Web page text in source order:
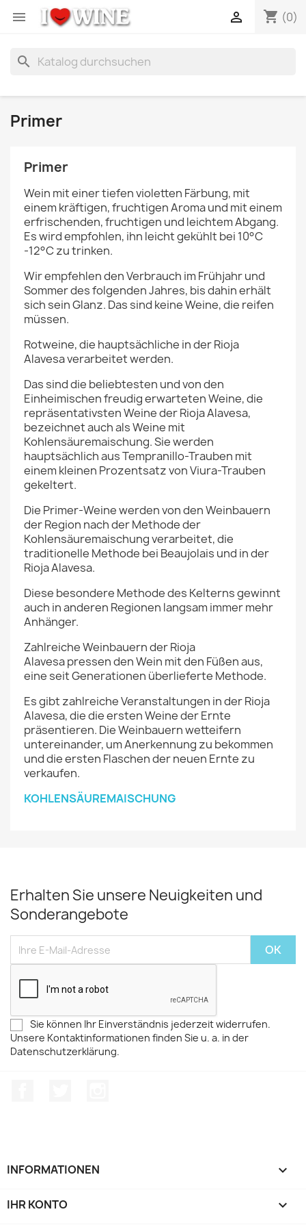
 shopping_cart (0)

search
Primer
Primer
Wein mit einer tiefen violetten Färbung, mit
einem kräftigen, fruchtigen Aroma und mit einem
erfrischenden, fruchtigen und leichtem Abgang.
Es wird empfohlen, ihn leicht gekühlt bei 10°C
-12°C zu trinken.
Wir empfehlen den Verbrauch im Frühjahr und
Sommer des folgenden Jahres, bis dahin erhält
sich sein Glanz. Das sind keine Weine, die reifen
müssen.
Rotweine, die hauptsächliche in der Rioja
Alavesaverarbeitet werden.
Das sind die beliebtesten und von den
Einheimischen freudig erwarteten Weine, die
repräsentativsten Weine der Rioja Alavesa,
bezeichnet auch als Weine mit
Kohlensäuremaischung. Sie werden
hauptsächlich aus Tempranillo-Trauben mit
einem kleinen Prozentsatz von Viura-Trauben
gekeltert.
Die Primer-Weine werden von den Weinbauern
der Region nach der Methode der
Kohlensäuremaischung verarbeitet, die
traditionelle Methode bei Beaujolais und in der
Rioja Alavesa.
Diese besondere Methode des Kelterns gewinnt
auch in anderen Regionen langsam immer mehr
Anhänger.
Zahlreiche Weinbauern der Rioja
Alavesapressen den Wein mit den Füßen aus,
eine seit Generationen überlieferte Methode.
Es gibt zahlreiche Veranstaltungen in der Rioja
Alavesa, die die ersten Weine der Ernte
präsentieren. Die Weinbauern wetteifern
untereinander, um Anerkennung zu bekommen
und die ersten Flaschen der neuen Ernte zu
verkaufen.
KOHLENSÄUREMAISCHUNG
Erhalten Sie unsere Neuigkeiten und
Sonderangebote
Sie können Ihr Einverständnis jederzeit widerrufen.
Unsere Kontaktinformationen finden Sie u. a. in der
Datenschutzerklärung.
INFORMATIONEN 
IHR KONTO 